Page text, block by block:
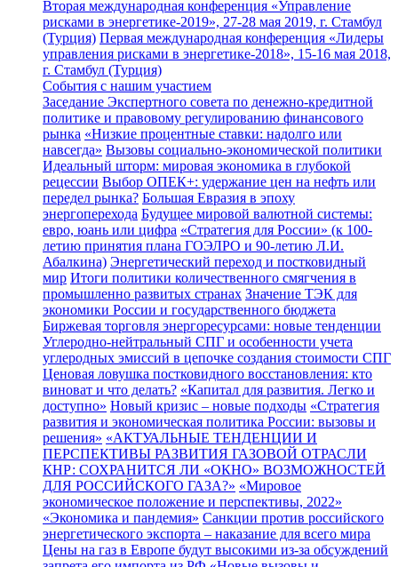
Вторая международная конференция «Управление
рисками в энергетике-2019», 27-28 мая 2019, г. Стамбул
(Турция) Первая международная конференция «Лидеры
управления рисками в энергетике-2018», 15-16 мая 2018,
г. Стамбул (Турция)
События с нашим участием
Заседание Экспертного совета по денежно-кредитной
политике и правовому регулированию финансового
рынка «Низкие процентные ставки: надолго или
навсегда» Вызовы социально-экономической политики
Идеальный шторм: мировая экономика в глубокой
рецессии Выбор ОПЕК+: удержание цен на нефть или
передел рынка? Большая Евразия в эпоху
энергоперехода Будущее мировой валютной системы:
евро, юань или цифра «Стратегия для России» (к 100-
летию принятия плана ГОЭЛРО и 90-летию Л.И.
Абалкина) Энергетический переход и постковидный
мир Итоги политики количественного смягчения в
промышленно развитых странах Значение ТЭК для
экономики России и государственного бюджета
Биржевая торговля энергоресурсами: новые тенденции
Углеродно-нейтральный СПГ и особенности учета
углеродных эмиссий в цепочке создания стоимости СПГ
Ценовая ловушка постковидного восстановления: кто
виноват и что делать? «Капитал для развития. Легко и
доступно» Новый кризис – новые подходы «Стратегия
развития и экономическая политика России: вызовы и
решения» «АКТУАЛЬНЫЕ ТЕНДЕНЦИИ И
ПЕРСПЕКТИВЫ РАЗВИТИЯ ГАЗОВОЙ ОТРАСЛИ
КНР: СОХРАНИТСЯ ЛИ «ОКНО» ВОЗМОЖНОСТЕЙ
ДЛЯ РОССИЙСКОГО ГАЗА?» «Мировое
экономическое положение и перспективы, 2022»
«Экономика и пандемия» Санкции против российского
энергетического экспорта – наказание для всего мира
Цены на газ в Европе будут высокими из-за обсуждений